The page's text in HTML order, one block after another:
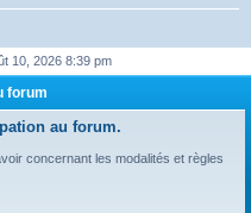
10, 2026 8:39 pm
forum
au forum.
concernant les modalités et règles